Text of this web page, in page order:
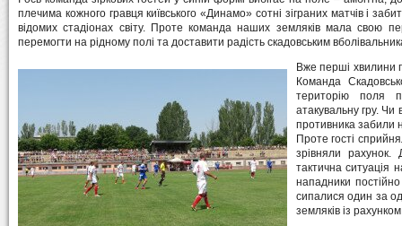
плечима кожного гравця київського «Динамо» сотні зіграних матчів і
відомих стадіонах світу. Проте команда наших земляків мала свою
перемогти на рідному полі та доставити радість скадовським
Вже перші хвилини
Команда
територію поля
атакувальну гру.
противника забили
Проте гості
зрівняли
тактична ситуація
нападники
сипалися один за
земляків із